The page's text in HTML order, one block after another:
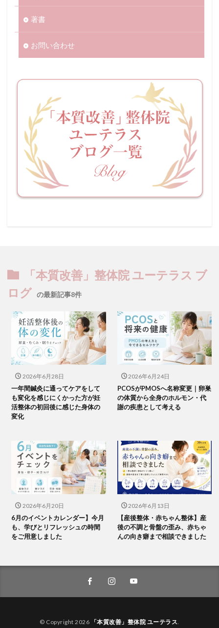
著書
お問い合わせ
「本質改善」整体院 ユーテラス ブ
ログ の最新記事8件
2026年6月28日
一年間鍼灸に通ってケアをして
も変化を感じにくかった方が妊
活整体の初回後に感じた身体の
変化
2026年6月24日
PCOSがPMOSへ名称変更｜卵巣
の体質から全身のホルモン・代
謝の疾患として考える
2026年6月20日
6月のイベントカレンダー】今月
も、学びとリフレッシュの時間
をご用意しました
2026年6月13日
【産後整体・赤ちゃん整体】産
後の不調と骨盤の歪み、赤ちゃ
んの向き癖まで相談できました
© Copyright 2026 「本質改善」整体院 ユーテラス.